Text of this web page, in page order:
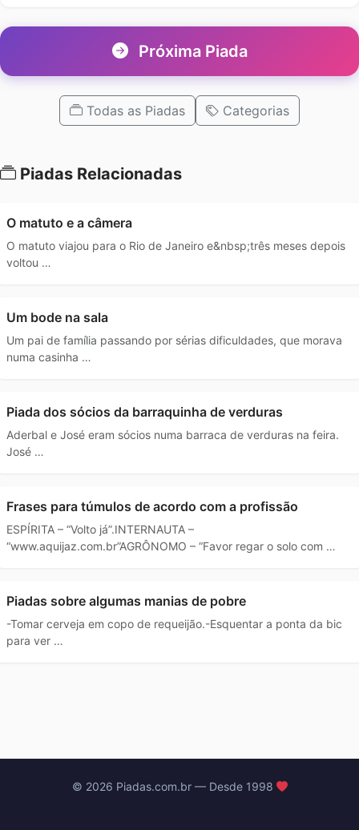
Próxima Piada
Todas as Piadas Categorias
Piadas Relacionadas
O matuto e a câmera
O matuto viajou para o Rio de Janeiro e&nbsp;três meses depois
voltou …
Um bode na sala
Um pai de família passando por sérias dificuldades, que morava
numa casinha …
Piada dos sócios da barraquinha de verduras
Aderbal e José eram sócios numa barraca de verduras na feira.
José …
Frases para túmulos de acordo com a profissão
ESPÍRITA – “Volto já”.INTERNAUTA –
“www.aquijaz.com.br”AGRÔNOMO – “Favor regar o solo com …
Piadas sobre algumas manias de pobre
-Tomar cerveja em copo de requeijão.-Esquentar a ponta da bic
para ver …
© 2026 Piadas.com.br — Desde 1998